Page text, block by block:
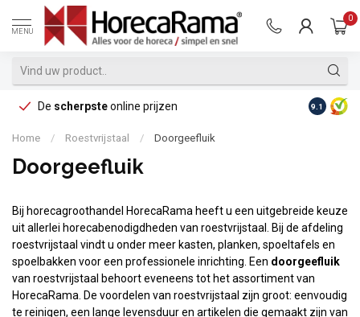
MENU
0
De scherpsteonline prijzen Op
9.1
Home / Roestvrijstaal / Doorgeefluik
Doorgeefluik
Bij horecagroothandel HorecaRama heeft u een uitgebreide keuze
uit allerlei horecabenodigdheden van roestvrijstaal. Bij de afdeling
roestvrijstaal vindt u onder meer kasten, planken, spoeltafels en
spoelbakken voor een professionele inrichting. Een doorgeefluik
van roestvrijstaal behoort eveneens tot het assortiment van
HorecaRama. De voordelen van roestvrijstaal zijn groot: eenvoudig
te reinigen, een lange levensduur en artikelen die gemaakt zijn van